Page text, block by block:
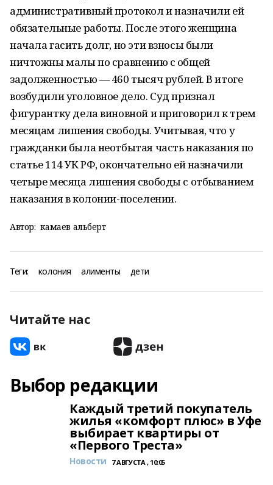
административный протокол и назначили ей
обязательные работы. После этого женщина
начала гасить долг, но эти взносы были
ничтожны малы по сравнению с общей
задолженностью — 460 тысяч рублей. В итоге
возбудили уголовное дело. Суд признал
фигурантку дела виновной и приговорил к трем
месяцам лишения свободы. Учитывая, что у
гражданки была неотбытая часть наказания по
статье 114 УК РФ, окончательно ей назначили
четыре месяца лишения свободы с отбыванием
наказания в колонии-поселении.
Автор: камаев альберт
Теги: колония алименты дети
Читайте нас
Выбор редакции
Каждый третий покупатель
жилья «комфорт плюс» в Уфе
выбирает квартиры от
«Первого Треста»
Новости 7 АВГУСТА , 10:05